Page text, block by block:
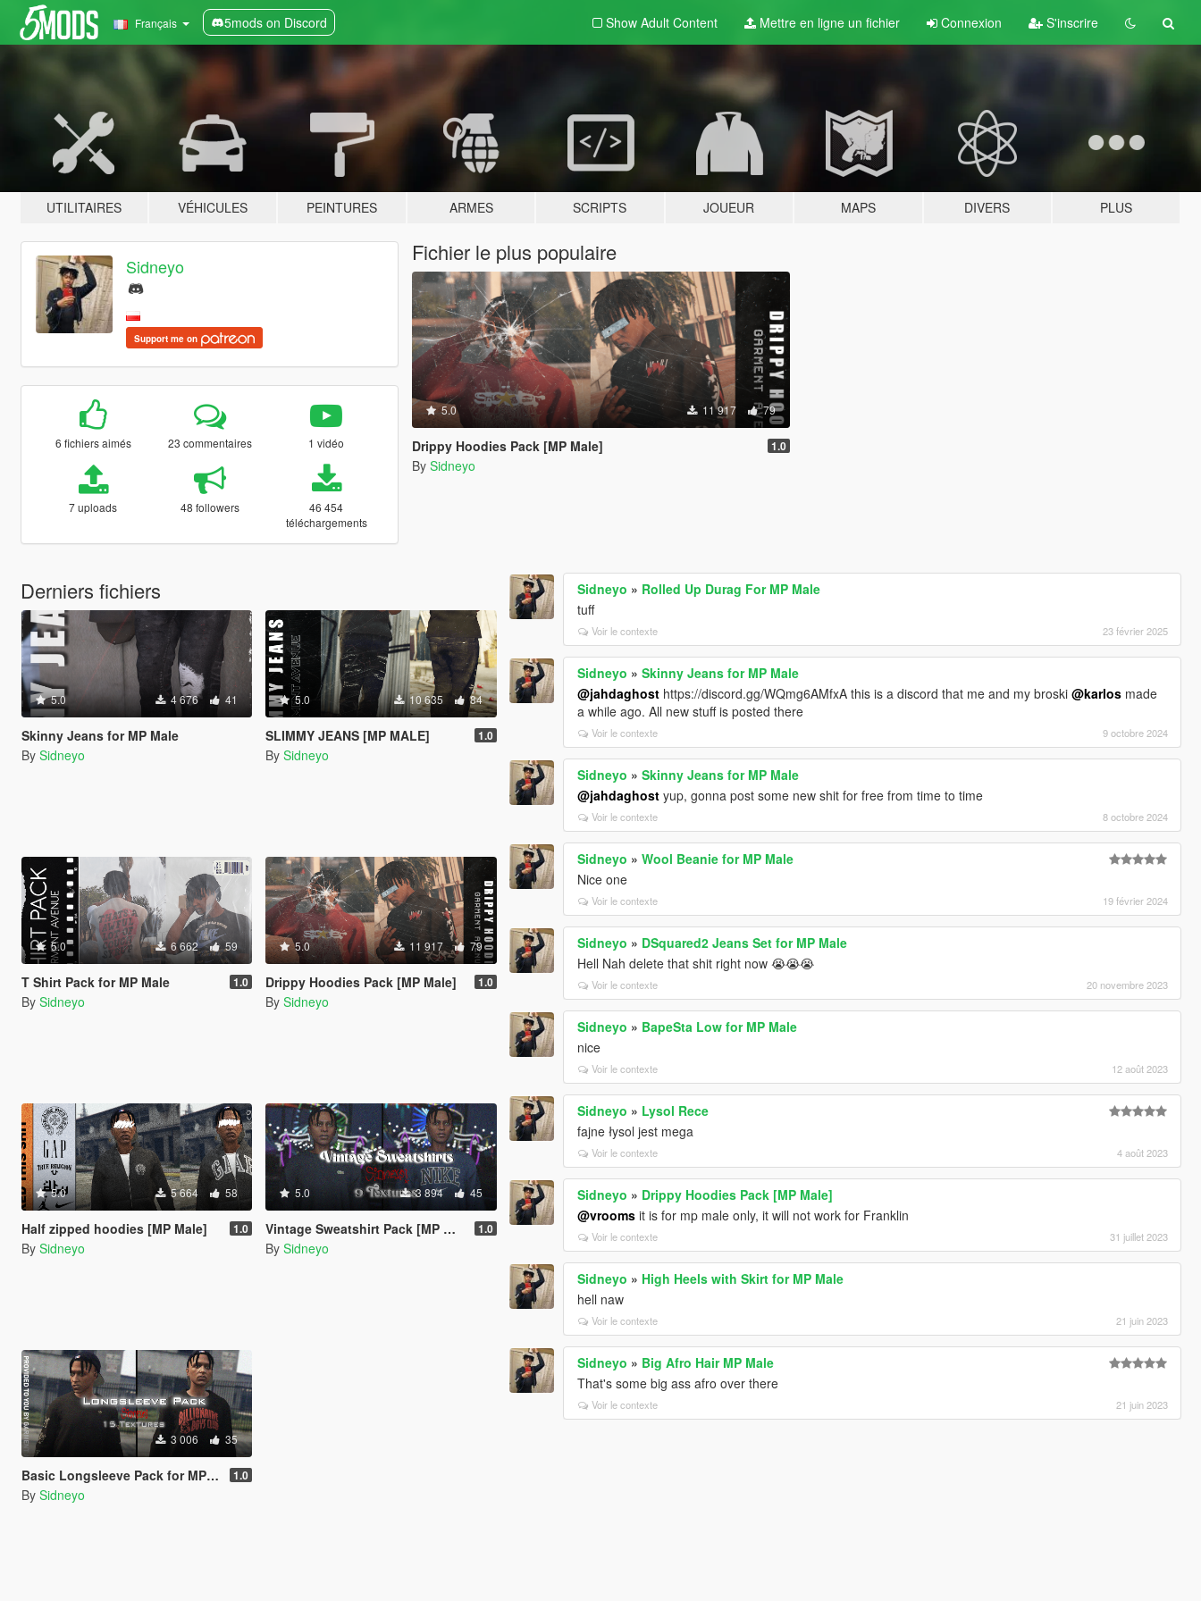
Français 5mods on Discord Show Adult Content Mettre en ligne un fichier Connexion S'inscrire
UTILITAIRES VÉHICULES PEINTURES ARMES SCRIPTS JOUEUR MAPS DIVERS PLUS
Sidneyo
Support me on
6 fichiers aimés 23 commentaires 1 vidéo
7 uploads 48 followers
46 454
téléchargements
Fichier le plus populaire
5.0 11 917 79
Drippy Hoodies Pack [MP Male] 1.0
By Sidneyo
Derniers fichiers
5.0 4 676 41
Skinny Jeans for MP Male
By Sidneyo
5.0 10 635 84
SLIMMY JEANS [MP MALE] 1.0
By Sidneyo
5.0 6 662 59
T Shirt Pack for MP Male 1.0
By Sidneyo
5.0 11 917 79
Drippy Hoodies Pack [MP Male] 1.0
By Sidneyo
5.0 5 664 58
Half zipped hoodies [MP Male] 1.0
By Sidneyo
5.0 3 894 45
Vintage Sweatshirt Pack [MP Male] 1.0
By Sidneyo
3 006 35
Basic Longsleeve Pack for MP Male 1.0
By Sidneyo
Sidneyo » Rolled Up Durag For MP Male
tuff
Voir le contexte 23 février 2025
Sidneyo »Skinny Jeans for MP Male
@jahdaghost https://discord.gg/WQmg6AMfxA this is a discord that me and my broski@karlos made
a while ago. All new stuff is posted there
Voir le contexte 9 octobre 2024
Sidneyo »Skinny Jeans for MP Male
@jahdaghost yup, gonna post some new shit for free from time to time
Voir le contexte 8 octobre 2024
Sidneyo »Wool Beanie for MP Male
Nice one
Voir le contexte 19 février 2024
Sidneyo » DSquared2 Jeans Set for MP Male
Hell Nah delete that shit right now 😭😭😭
Voir le contexte 20 novembre 2023
Sidneyo » BapeSta Low for MP Male
nice
Voir le contexte 12 août 2023
Sidneyo » Lysol Rece
fajne łysol jest mega
Voir le contexte 4 août 2023
Sidneyo » Drippy Hoodies Pack [MP Male]
@vrooms it is for mp male only, it will not work for Franklin
Voir le contexte 31 juillet 2023
Sidneyo » High Heels with Skirt for MP Male
hell naw
Voir le contexte 21 juin 2023
Sidneyo » Big Afro Hair MP Male
That's some big ass afro over there
Voir le contexte 21 juin 2023